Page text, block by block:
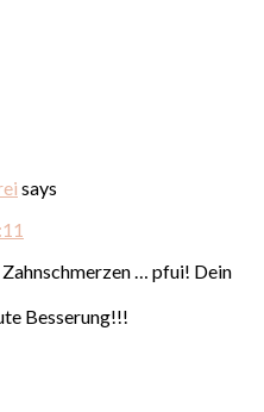
says
… pfui! Dein
Besserung!!!